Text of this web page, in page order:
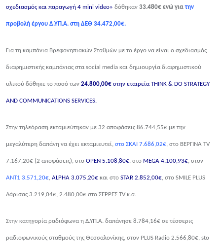
σχεδιασμός και παραγωγή 4 mini video» δόθηκαν 33.480€ ενώ γιατην
προβολή έργου Δ.ΥΠ.Α. στη ΔΕΘ 34.472,00€.
Για τη καμπάνια Βρεφονηπιακών Σταθμών με το έργο να είναι ο σχεδιασμός
διαφημιστικής καμπάνιας σταsocial media και δημιουργία διαφημιστικού
υλικού δόθηκε το ποσό των 24.800,00€ στην εταιρείαTHINK & DO STRATEGY
AND COMMUNICATIONS SERVICES.
Στην τηλεόραση εκταμιεύτηκαν με 32 αποφάσεις 86.744,55€ με την
μεγαλύτερη δαπάνη να έχει εκταμιευτεί, στο ΣΚΑΙ 7.686,02€, στο ΒΕΡΓΙΝΑ TV
7.167,20€ (2 αποφάσεις), στο ΟPEN 5.108,80€, στο MEGA 4.100,93€, στον
ΑΝΤ1 3.571,20€, ALPHA 3.075,20€ και στο STAR 2.852,00€, στο SMILE PLUS
Λάρισας 3.219,04€, 2.480,00€ στο ΣΕΡΡΕΣ TV κ.α.
Στην κατηγορία ραδιόφωνα η Δ.ΥΠ.Α. δαπάνησε 8.784,16€ σε τέσσερις
ραδιοφωνικούς σταθμούς της Θεσσαλονίκης, στον PLUS Radio 2.566,80€, sto